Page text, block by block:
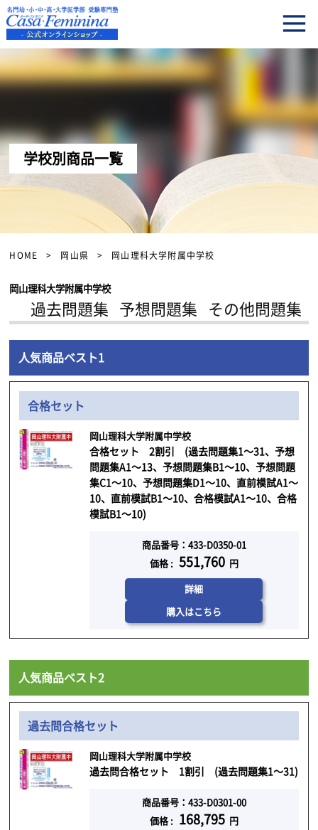
学校別商品一覧
HOME 岡山県 岡山理科大学附属中学校
岡山理科大学附属中学校
過去問題集 予想問題集 その他問題集
人気商品ベスト1
合格セット
岡山理科大学附属中学校
合格セット 2割引 (過去問題集1～31、予想
問題集A1～13、予想問題集B1～10、予想問題
集C1～10、予想問題集D1～10、直前模試A1～
10、直前模試B1～10、合格模試A1～10、合格
模試B1～10)
商品番号：433-D0350-01
価格 : 551,760 円
詳細
購入はこちら
人気商品ベスト2
過去問合格セット
岡山理科大学附属中学校
過去問合格セット 1割引 (過去問題集1～31)
商品番号：433-D0301-00
価格 : 168,795 円